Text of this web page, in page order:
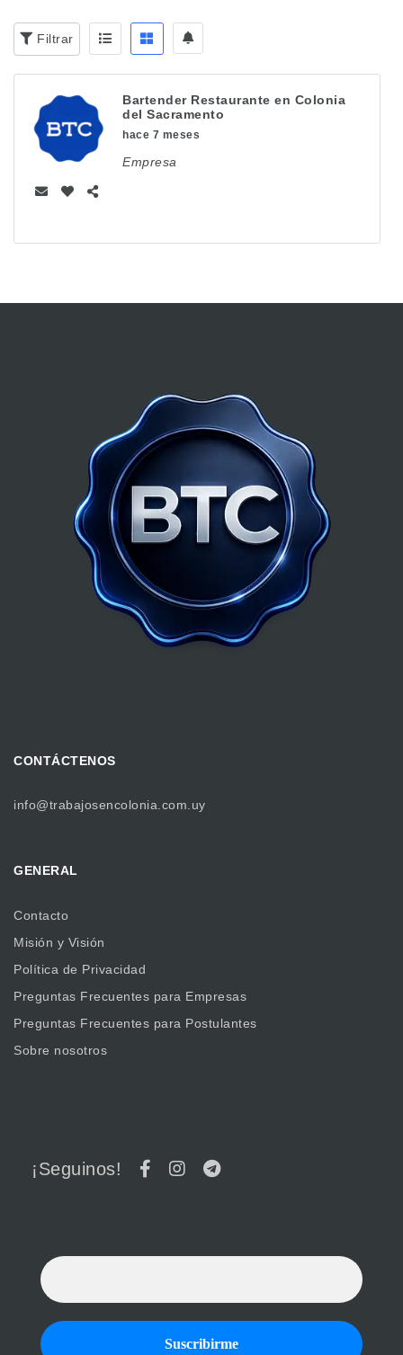
Filtrar
Bartender Restaurante en Colonia
del Sacramento
hace 7 meses
Empresa
CONTÁCTENOS
info@trabajosencolonia.com.uy
GENERAL
Contacto
Misión y Visión
Política de Privacidad
Preguntas Frecuentes para Empresas
Preguntas Frecuentes para Postulantes
Sobre nosotros
¡Seguinos!